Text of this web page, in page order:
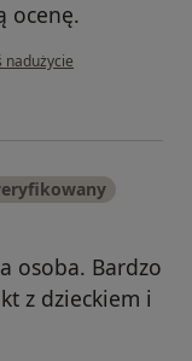
ocenę.
użytkownika Weronika
nadużycie
osoba. Bardzo
z dzieckiem i